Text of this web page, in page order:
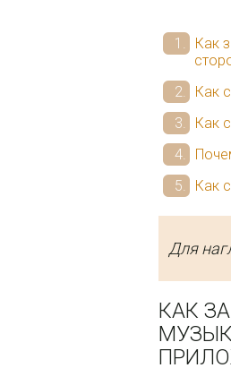
Как
Как
Как
Как
Для
КАК